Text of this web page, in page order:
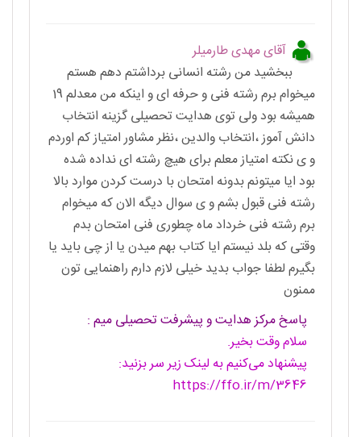
آقای مهدی طارمیلر
ببخشید من رشته انسانی برداشتم دهم هستم
میخوام برم رشته فنی و حرفه ای و اینکه من معدلم 19
همیشه بود ولی توی هدایت تحصیلی گزینه انتخاب
دانش آموز ،انتخاب والدین ،نظر مشاور امتیاز کم اوردم
و ی نکته امتیاز معلم برای هیچ رشته ای نداده شده
بود ایا میتونم بدونه امتحان با درست کردن موارد بالا
رشته فنی قبول بشم و ی سوال دیگه الان که میخوام
برم رشته فنی خرداد ماه چطوری فنی امتحان بدم
وقتی که بلد نیستم ایا کتاب بهم میدن یا از چی باید یا
بگیرم لطفا جواب بدید خیلی لازم دارم راهنمایی تون
ممنون
پاسخ مرکز هدایت و پیشرفت تحصیلی میم :
سلام وقت بخیر.
پیشنهاد می‌کنیم به لینک زیر سر بزنید:
https://ffo.ir/m/3646